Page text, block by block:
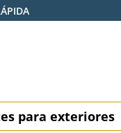
para exteriores